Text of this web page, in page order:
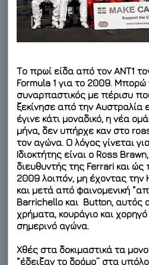
Το πρωί είδα από τον ΑΝΤ1
Formula 1 για το 2009. Μπορώ
συναρπαστικός με πέρισυ
ξεκίνησε από την Αυστραλία
έγινε κάτι μοναδικό, η νέα
μήνα, δεν υπήρχε καν στο
τον αγώνα. Ο λόγος γίνεται
Ιδιοκτήτης είναι ο Ross
διευθυντής της Ferrari και
2009 λοιπόν, μη έχοντας την
και μετά από φαινομενική
Barrichello και Button, αυτός
χρήματα, κουράγιο και
σημερινό αγώνα.
Χθές στα δοκιμαστικά τα
“έδειξαν το δρόμο” στα